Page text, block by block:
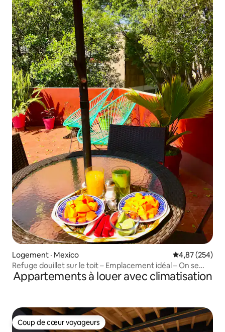
Logement · Mexico Note
4,87 (254)
Refuge douillet sur le toit – Emplacement idéal – On se
sent comme à la maison
Appartements à louer avec climatisation
Coup de cœur voyageurs
Coup de cœur voyageurs